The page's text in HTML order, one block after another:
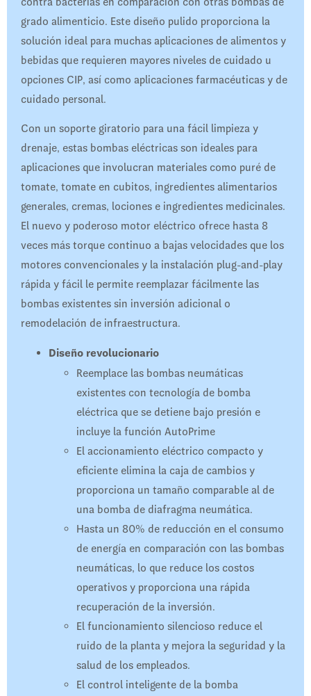
grado alimenticio. Este diseño pulido proporciona la
solución ideal para muchas aplicaciones de alimentos y
bebidas que requieren mayores niveles de cuidado u
opciones CIP, así como aplicaciones farmacéuticas y de
cuidado personal.
Con un soporte giratorio para una fácil limpieza y
drenaje, estas bombas eléctricas son ideales para
aplicaciones que involucran materiales como puré de
tomate, tomate en cubitos, ingredientes alimentarios
generales, cremas, lociones e ingredientes medicinales.
El nuevo y poderoso motor eléctrico ofrece hasta 8
veces más torque continuo a bajas velocidades que los
motores convencionales y la instalación plug-and-play
rápida y fácil le permite reemplazar fácilmente las
bombas existentes sin inversión adicional o
remodelación de infraestructura.
Diseño revolucionario
Reemplace las bombas neumáticas
existentes con tecnología de bomba
eléctrica que se detiene bajo presión e
incluye la función AutoPrime
El accionamiento eléctrico compacto y
eficiente elimina la caja de cambios y
proporciona un tamaño comparable al de
una bomba de diafragma neumática.
Hasta un 80% de reducción en el consumo
de energía en comparación con las bombas
neumáticas, lo que reduce los costos
operativos y proporciona una rápida
recuperación de la inversión.
El funcionamiento silencioso reduce el
ruido de la planta y mejora la seguridad y la
salud de los empleados.
El control inteligente de la bomba